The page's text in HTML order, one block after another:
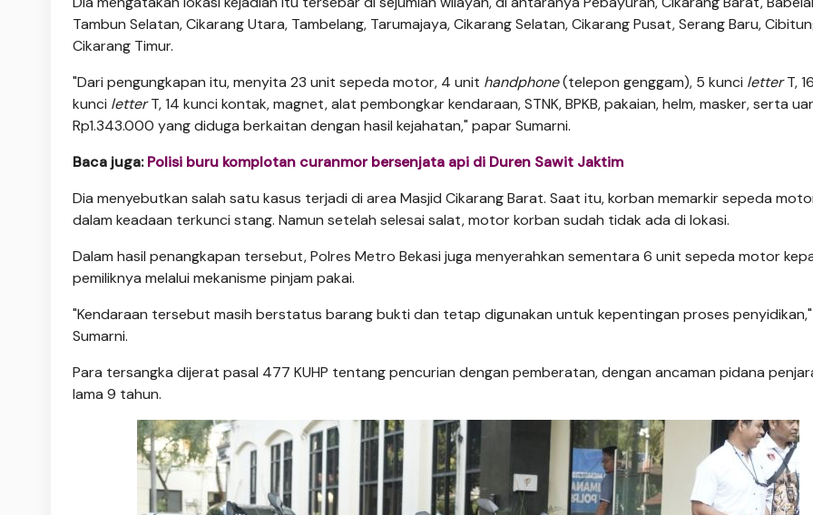
Tambun Selatan, Cikarang Utara, Tambelang, Tarumajaya, Cikarang Selatan, Cikarang Pusat, Serang Baru,
Cikarang Timur.
"Dari pengungkapan itu, menyita 23 unit sepeda motor, 4 unit handphone(telepon genggam), 5 kunci letterT,
kunci letterT, 14 kunci kontak, magnet, alat pembongkar kendaraan, STNK, BPKB, pakaian, helm, masker, serta
Rp1.343.000 yang diduga berkaitan dengan hasil kejahatan," papar Sumarni.
Baca juga:Polisi buru komplotan curanmor bersenjata api di Duren Sawit Jaktim
Dia menyebutkan salah satu kasus terjadi di area Masjid Cikarang Barat. Saat itu, korban memarkir sepeda
dalam keadaan terkunci stang. Namun setelah selesai salat, motor korban sudah tidak ada di lokasi.
Dalam hasil penangkapan tersebut, Polres Metro Bekasi juga menyerahkan sementara 6 unit sepeda motor
pemiliknya melalui mekanisme pinjam pakai.
"Kendaraan tersebut masih berstatus barang bukti dan tetap digunakan untuk kepentingan proses
Sumarni.
Para tersangka dijerat pasal 477 KUHP tentang pencurian dengan pemberatan, dengan ancaman pidana
lama 9 tahun.